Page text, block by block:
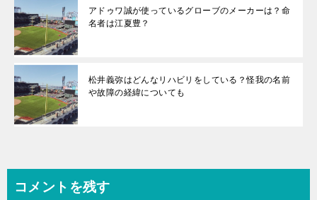
アドゥワ誠が使っているグローブのメーカーは？命
名者は江夏豊？
松井義弥はどんなリハビリをしている？怪我の名前
や故障の経緯についても
コメントを残す